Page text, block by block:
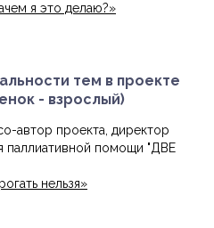
я это делаю?»
тем в проекте
- взрослый)
автор проекта, директор
паллиативной помощи "ДВЕ
нельзя»